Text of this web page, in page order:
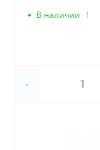
В наличии 1
-